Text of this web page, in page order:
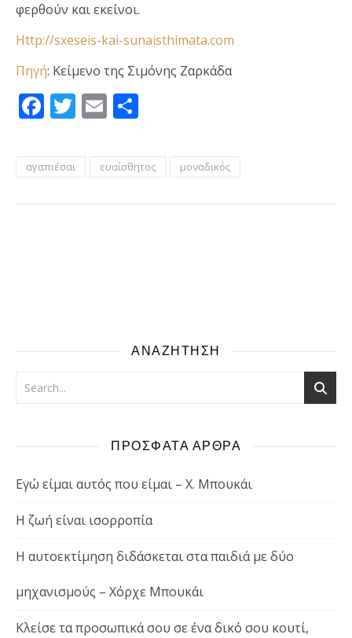
φερθούν και εκείνοι.
Http://sxeseis-kai-sunaisthimata.com
Πηγή: Κείμενο της Σιμόνης Ζαρκάδα
Facebook
Twitter
Email
αγαπιέσαι ευαίσθητος μοναδικός
ΑΝΑΖΗΤΗΣΗ
ΠΡΟΣΦΑΤΑ ΑΡΘΡΑ
Εγώ είμαι αυτός που είμαι – Χ. Μπουκάι
Η ζωή είναι ισορροπία
Η αυτοεκτίμηση διδάσκεται στα παιδιά με δύο
μηχανισμούς – Χόρχε Μπουκάι
Κλείσε τα προσωπικά σου σε ένα δικό σου κουτί,